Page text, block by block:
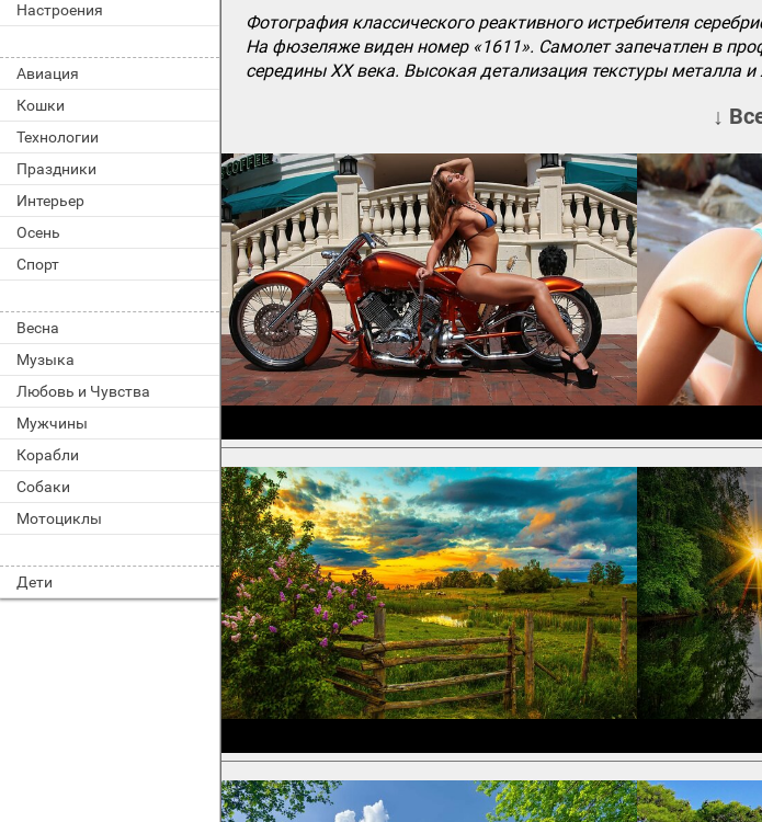
Настроения
Авиация
Кошки
Технологии
Праздники
Интерьер
Осень
Спорт
Весна
Музыка
Любовь и Чувства
Мужчины
Корабли
Собаки
Мотоциклы
Дети
Фотография классического реактивного истребителя
На фюзеляже виден номер «1611». Самолет запечатлен в
середины XX века. Высокая детализация текстуры металла
↓